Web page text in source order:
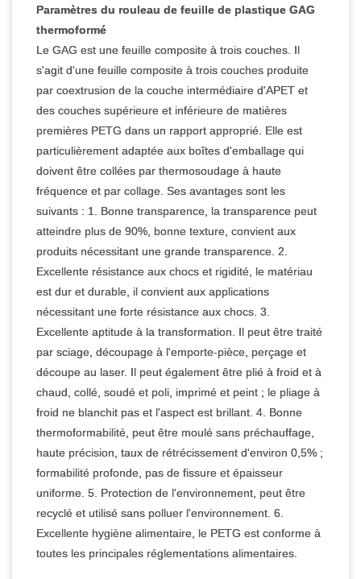
Paramètres du rouleau de feuille de plastique GAG
thermoformé
Le GAG est une feuille composite à trois couches. Il
s'agit d'une feuille composite à trois couches produite
par coextrusion de la couche intermédiaire d'APET et
des couches supérieure et inférieure de matières
premières PETG dans un rapport approprié. Elle est
particulièrement adaptée aux boîtes d'emballage qui
doivent être collées par thermosoudage à haute
fréquence et par collage. Ses avantages sont les
suivants : 1. Bonne transparence, la transparence peut
atteindre plus de 90%, bonne texture, convient aux
produits nécessitant une grande transparence. 2.
Excellente résistance aux chocs et rigidité, le matériau
est dur et durable, il convient aux applications
nécessitant une forte résistance aux chocs. 3.
Excellente aptitude à la transformation. Il peut être traité
par sciage, découpage à l'emporte-pièce, perçage et
découpe au laser. Il peut également être plié à froid et à
chaud, collé, soudé et poli, imprimé et peint ; le pliage à
froid ne blanchit pas et l'aspect est brillant. 4. Bonne
thermoformabilité, peut être moulé sans préchauffage,
haute précision, taux de rétrécissement d'environ 0,5% ;
formabilité profonde, pas de fissure et épaisseur
uniforme. 5. Protection de l'environnement, peut être
recyclé et utilisé sans polluer l'environnement. 6.
Excellente hygiène alimentaire, le PETG est conforme à
toutes les principales réglementations alimentaires.